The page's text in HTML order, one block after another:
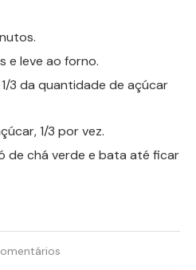
e leve ao forno.
3 da quantidade de açúcar
1/3 por vez.
de chá verde e bata até ficar